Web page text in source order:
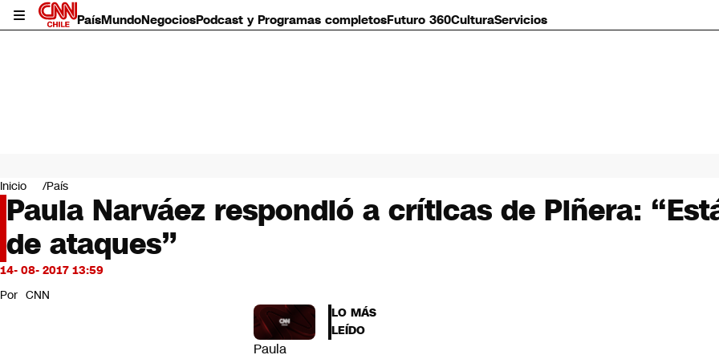
PaísMundoNegociosPodcast y Programas completosFuturo 360CulturaServicios
Mundo
Negocios
Deportes
Programas completos
Cultura
Servicios
Bits
CNN Data
Inicio País
Paula Narváez respondió a críticas de Piñera:
de ataques”
14- 08- 2017 13:59
Por CNN
Paula
LO MÁS
LEÍDO